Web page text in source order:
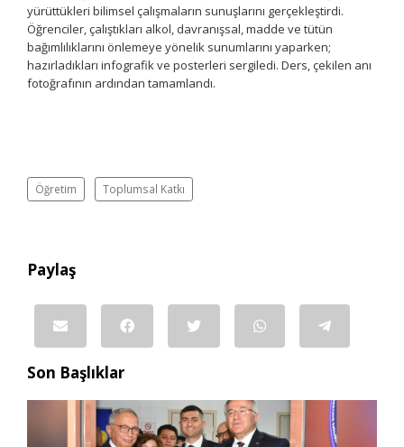
yürüttükleri bilimsel çalışmaların sunuşlarını gerçekleştirdi.
Öğrenciler, çalıştıkları alkol, davranışsal, madde ve tütün
bağımlılıklarını önlemeye yönelik sunumlarını yaparken;
hazırladıkları infografik ve posterleri sergiledi. Ders, çekilen anı
fotoğrafının ardından tamamlandı.
Öğretim Toplumsal Katkı
Paylaş
Son Başlıklar